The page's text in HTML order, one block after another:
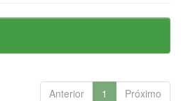
Anterior 1 Próximo